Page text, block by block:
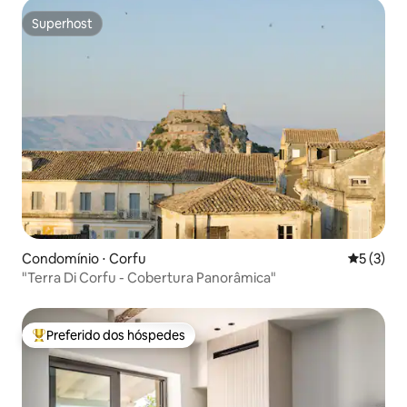
Superhost
Superhost
Condomínio ⋅ Corfu 5 de
5 (3)
"Terra Di Corfu - Cobertura Panorâmica"
Entre os melhores preferidos dos hóspedes
Preferido dos hóspedes